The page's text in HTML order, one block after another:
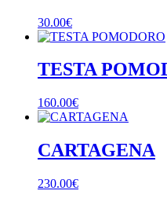
30.00€
TESTA
160.00€
CARTAGENA
230.00€